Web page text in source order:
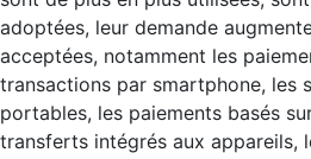
adoptées, leur demande
acceptées, notamment les
transactions par smartphone, les
portables, les paiements basés
transferts intégrés aux appareils,